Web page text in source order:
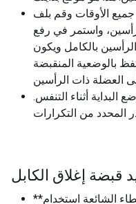
الأوقات وقم بلف
واستمر في رفع
بالكامل ويكون
بالوضعية المنقبضة
البداية أثناء التنفس.
قبضة إغلاق الكابل
**تجنب استخدام الزخم**: من الأخطاء الشائعة استخدام